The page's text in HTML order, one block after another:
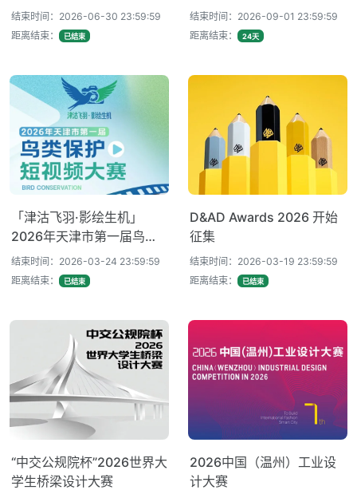
结束时间：2026-06-30 23:59:59
距离结束：
已结束
结束时间：2026-09-01 23:59:59
距离结束：
24天
「津沽飞羽·影绘生机」
2026年天津市第一届鸟类
保护短视频大赛
结束时间：2026-03-24 23:59:59
距离结束：
已结束
D&AD Awards 2026 开始
征集
结束时间：2026-03-19 23:59:59
距离结束：
已结束
“中交公规院杯”2026世界大
学生桥梁设计大赛
2026中国（温州）工业设
计大赛